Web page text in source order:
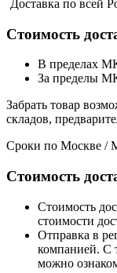
Доставка по всей
Стоимость
В пределах
За пределы
Забрать товар
складов,
Сроки по Москве /
Стоимость
Стоимость
стоимости
Отправка в
компанией. С
можно